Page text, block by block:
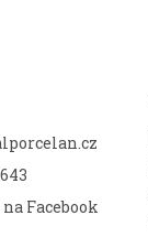
Facebook